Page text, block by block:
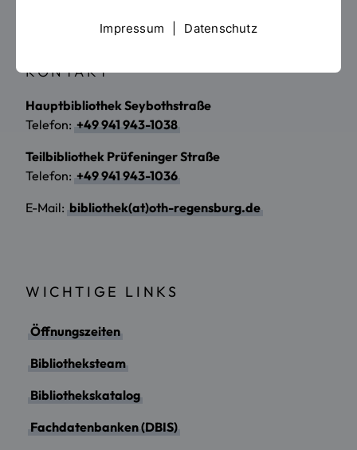
KONTAKT
Hauptbibliothek Seybothstraße
Telefon: +49 941 943-1038
Teilbibliothek Prüfeninger Straße
Telefon: +49 941 943-1036
E-Mail: bibliothek(at)oth-regensburg.de
WICHTIGE LINKS
Öffnungszeiten
Bibliotheksteam
Bibliothekskatalog
Fachdatenbanken (DBIS)
Impressum Datenschutz